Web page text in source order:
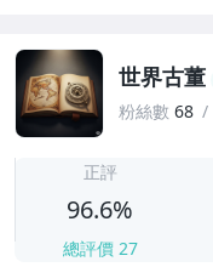
世界古董
粉絲數 68
正評
96.6%
總評價 27